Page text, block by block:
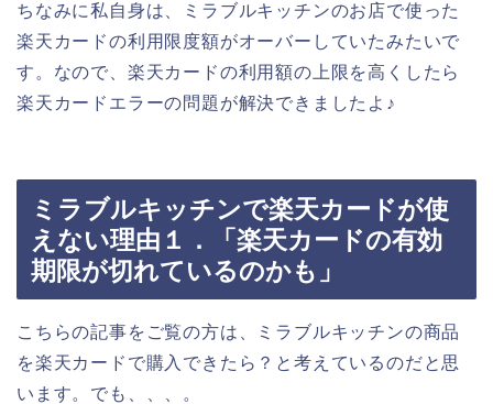
ちなみに私自身は、ミラブルキッチンのお店で使った
楽天カードの利用限度額がオーバーしていたみたいで
す。なので、楽天カードの利用額の上限を高くしたら
楽天カードエラーの問題が解決できましたよ♪
ミラブルキッチンで楽天カードが使
えない理由１．「楽天カードの有効
期限が切れているのかも」
こちらの記事をご覧の方は、ミラブルキッチンの商品
を楽天カードで購入できたら？と考えているのだと思
います。でも、、、。